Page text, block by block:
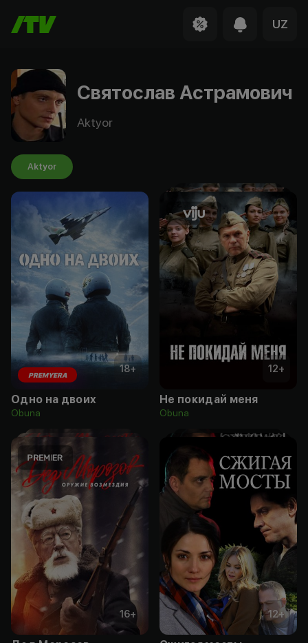
UZ
Святослав Астрамович
Aktyor
Aktyor
18+
PREMYERA
Одно на двоих
Obuna
12+
Не покидай меня
Obuna
16+ 12+